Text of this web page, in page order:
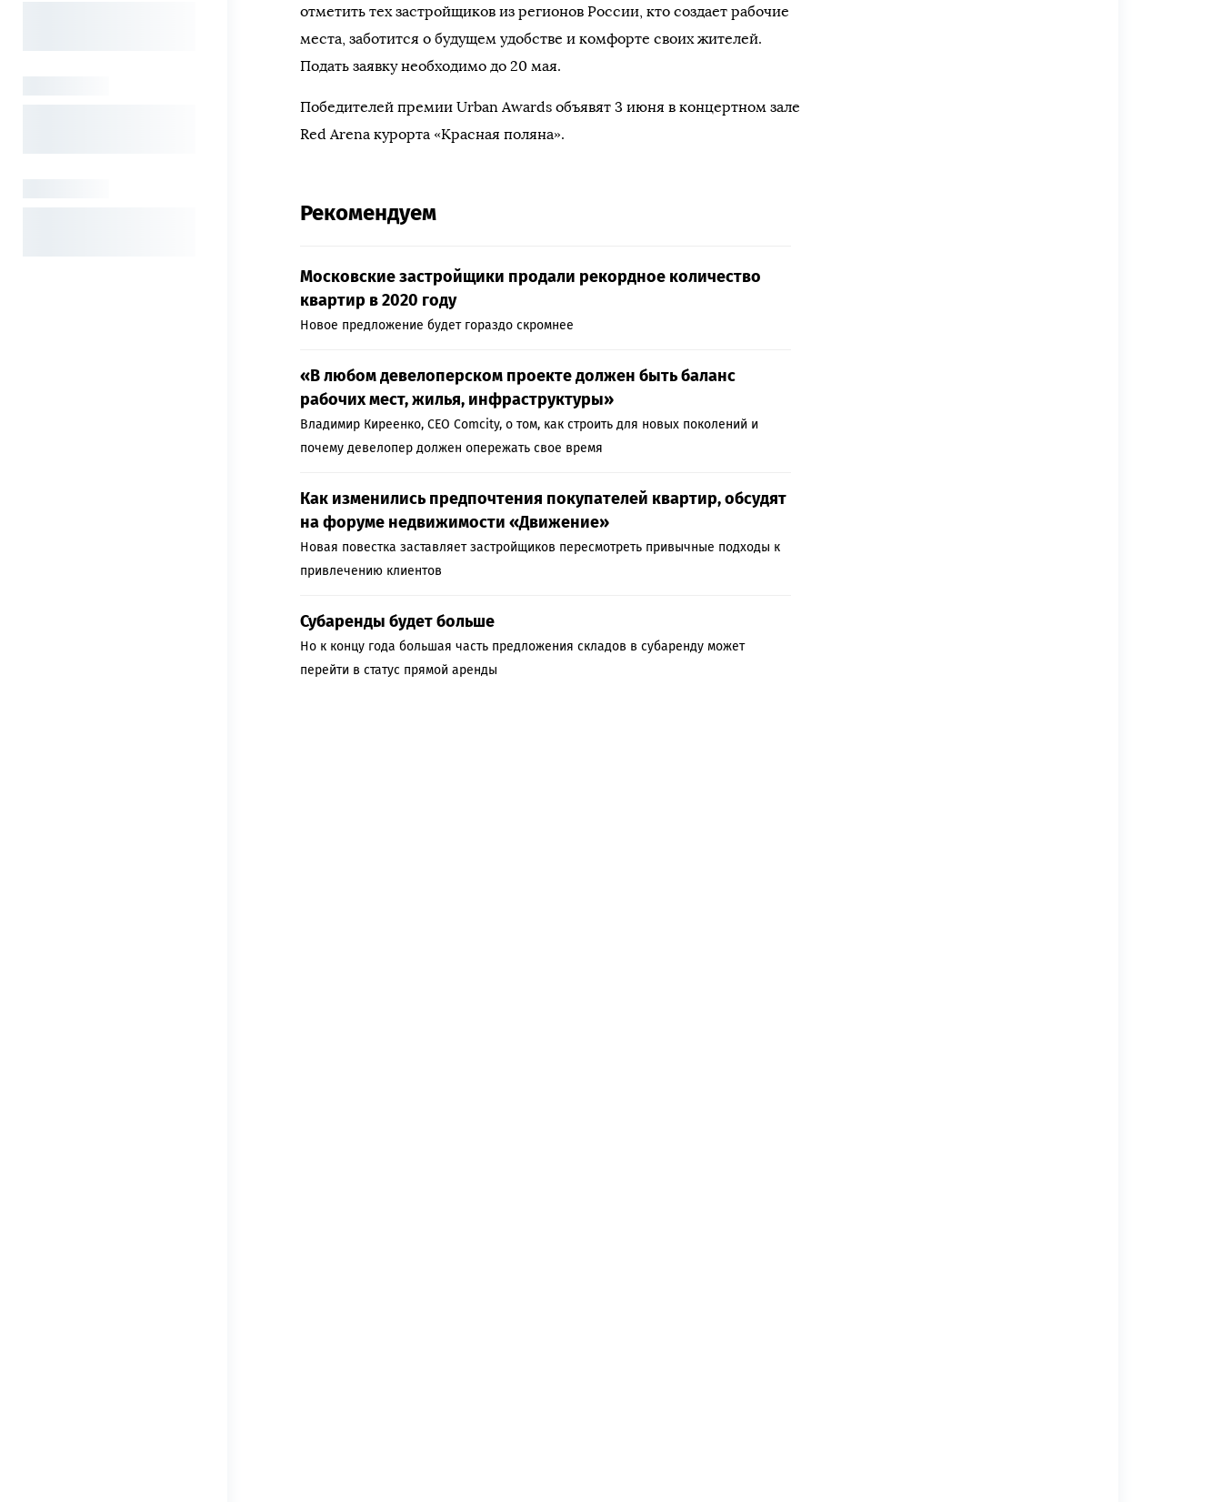
отметить тех застройщиков из регионов России, кто создает рабочие
места, заботится о будущем удобстве и комфорте своих жителей.
Подать заявку необходимо до 20 мая.
Победителей премии Urban Awards объявят 3 июня в концертном зале
Red Arena курорта «Красная поляна».
Рекомендуем
Московские застройщики продали рекордное количество
квартир в 2020 году
Новое предложение будет гораздо скромнее
«В любом девелоперском проекте должен быть баланс
рабочих мест, жилья, инфраструктуры»
Владимир Киреенко, CEO Comcity, о том, как строить для новых поколений и
почему девелопер должен опережать свое время
Как изменились предпочтения покупателей квартир, обсудят
на форуме недвижимости «Движение»
Новая повестка заставляет застройщиков пересмотреть привычные подходы к
привлечению клиентов
Субаренды будет больше
Но к концу года большая часть предложения складов в субаренду может
перейти в статус прямой аренды